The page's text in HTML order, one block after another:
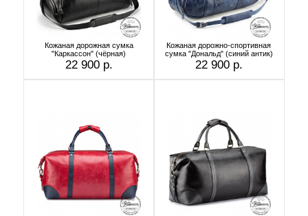
Кожаная дорожная сумка
"Каркассон" (чёрная)
22 900 р.
Кожаная дорожно-спортивная
сумка "Дональд" (синий антик)
22 900 р.